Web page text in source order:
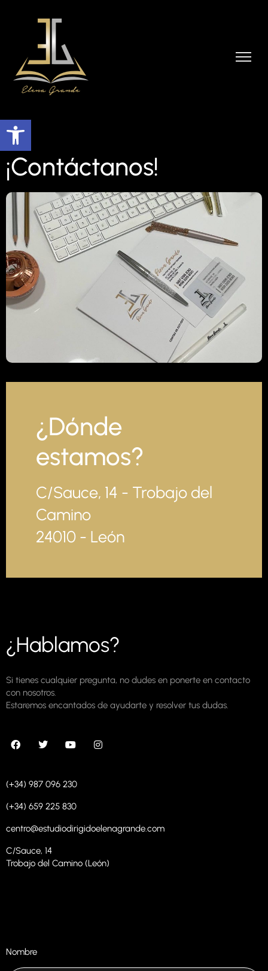
Abrir barra de herramientas
¡Contáctanos!
¿Dónde
estamos?
C/Sauce, 14 - Trobajo del
Camino
24010 - León
¿Hablamos?
Si tienes cualquier pregunta, no dudes en ponerte en contacto
con nosotros.
Estaremos encantados de ayudarte y resolver tus dudas.
(+34) 987 096 230
(+34) 659 225 830
centro@estudiodirigidoelenagrande.com
C/Sauce, 14
Trobajo del Camino (León)
Nombre